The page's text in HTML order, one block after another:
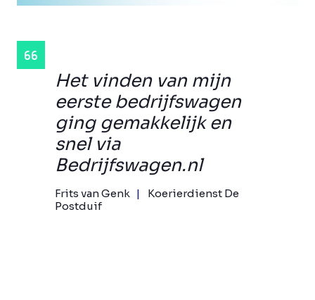
Het vinden van mijn
eerste bedrijfswagen
ging gemakkelijk en
snel via
Bedrijfswagen.nl
Frits van Genk
Koerierdienst De
Postduif